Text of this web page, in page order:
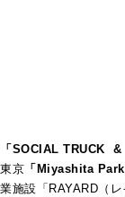
「SOCIAL TRUCK
東京 「Miyashita Park
業施設「RAYARD（